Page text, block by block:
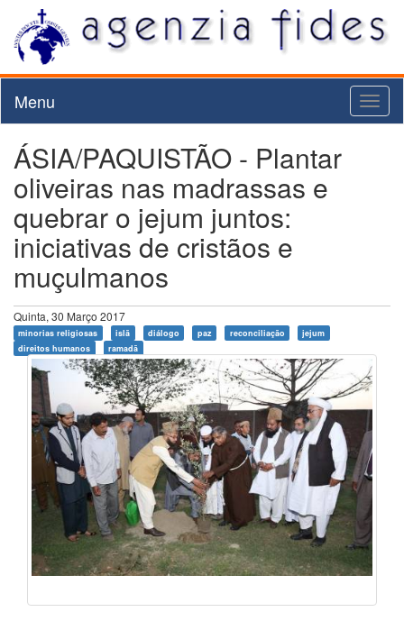
Menu
ÁSIA/PAQUISTÃO - Plantar
oliveiras nas madrassas e
quebrar o jejum juntos:
iniciativas de cristãos e
muçulmanos
Quinta, 30 Março 2017
minorias religiosas islã diálogo paz reconciliação
jejum
direitos humanos
ramadã